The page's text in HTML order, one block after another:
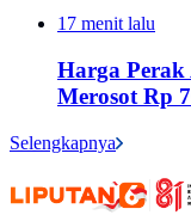
17 menit lalu
Harga
Merosot Rp
Selengkapnya